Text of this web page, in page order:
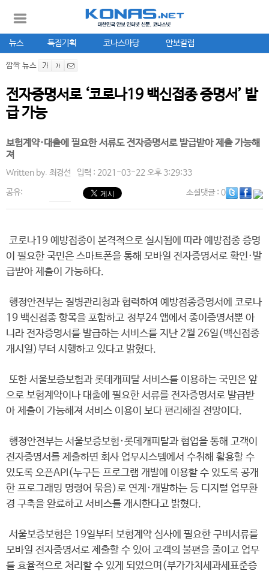
뉴스 특집기획 코나스마당 안보칼럼
깜짝 뉴스
전자증명서로 ‘코로나19 백신접종 증명서’ 발
급 가능
보험계약·대출에 필요한 서류도 전자증명서로 발급받아 제출 가능해
져
Written by. 최경선 입력 : 2021-03-22 오후 3:29:33
공유: 소셜댓글: 0
코로나19 예방접종이 본격적으로 실시됨에 따라 예방접종 증명
이 필요한 국민은 스마트폰을 통해 모바일 전자증명서로 확인·발
급받아 제출이 가능하다.
행정안전부는 질병관리청과 협력하여 예방접종증명서에 코로나
19 백신접종 항목을 포함하고 정부24 앱에서 종이증명서뿐 아
니라 전자증명서를 발급하는 서비스를 지난 2월 26일(백신접종
개시일)부터 시행하고 있다고 밝혔다.
또한 서울보증보험과 롯데캐피탈 서비스를 이용하는 국민은 앞
으로 보험계약이나 대출에 필요한 서류를 전자증명서로 발급받
아 제출이 가능해져 서비스 이용이 보다 편리해질 전망이다.
행정안전부는 서울보증보험·롯데캐피탈과 협업을 통해 고객이
전자증명서를 제출하면 회사 업무시스템에서 수취해 활용할 수
있도록 오픈API(누구든 프로그램 개발에 이용할 수 있도록 공개
한 프로그래밍 명령어 묶음)로 연계·개발하는 등 디지털 업무환
경 구축을 완료하고 서비스를 개시한다고 밝혔다.
서울보증보험은 19일부터 보험계약 심사에 필요한 구비서류를
모바일 전자증명서로 제출할 수 있어 고객의 불편을 줄이고 업무
를 효율적으로 처리할 수 있게 되었으며(부가가치세과세표준증